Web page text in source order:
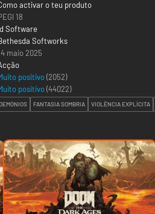
activar o teu produto
18
Software
Softworks
maio 2025
positivo(2052)
positivo(44022)
FANTASIA SOMBRIA VIOLÊNCIA EXPLÍCITA